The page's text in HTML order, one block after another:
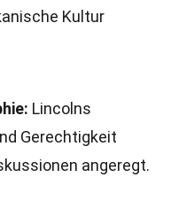
Kultur
Lincolns
Gerechtigkeit
angeregt.